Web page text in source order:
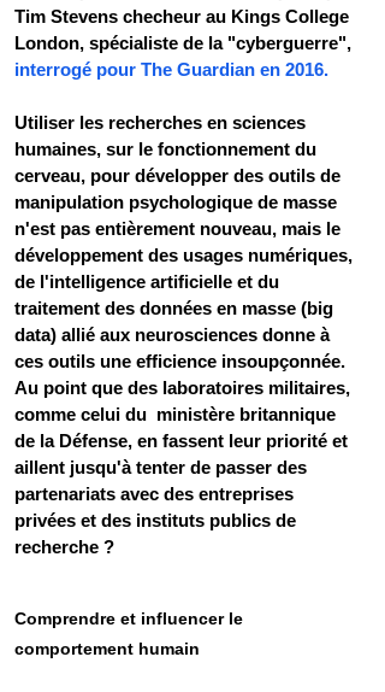
Tim Stevens checheur au Kings College
London, spécialiste de la "cyberguerre",
interrogé pour The Guardian en 2016.
Utiliser les recherches en sciences
humaines, sur le fonctionnement du
cerveau, pour développer des outils de
manipulation psychologique de masse
n'est pas entièrement nouveau, mais le
développement des usages numériques,
de l'intelligence artificielle et du
traitement des données en masse (big
data) allié aux neurosciences donne à
ces outils une efficience insoupçonnée.
Au point que des laboratoires militaires,
comme celui du  ministère britannique
de la Défense, en fassent leur priorité et
aillent jusqu'à tenter de passer des
partenariats avec des entreprises
privées et des instituts publics de
recherche ?
Comprendre et influencer le
comportement humain